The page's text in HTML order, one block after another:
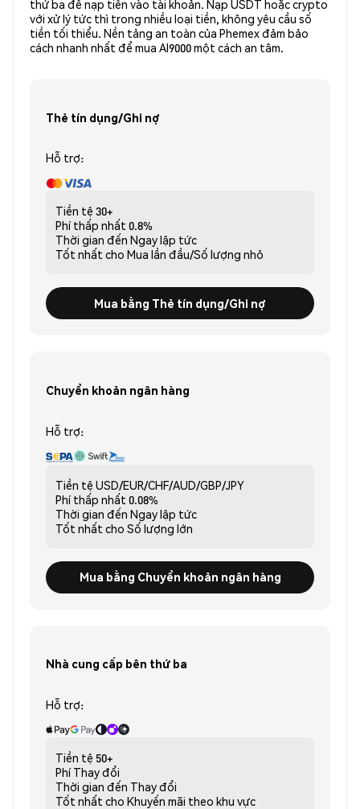
thứ ba để nạp tiền vào tài khoản. Nạp USDT hoặc crypto
với xử lý tức thì trong nhiều loại tiền, không yêu cầu số
tiền tối thiểu. Nền tảng an toàn của Phemex đảm bảo
cách nhanh nhất để mua AI9000 một cách an tâm.
Thẻ tín dụng/Ghi nợ
Hỗ trợ:
Tiền tệ 30+
Phí thấp nhất 0.8%
Thời gian đến Ngay lập tức
Tốt nhất cho Mua lần đầu/Số lượng nhỏ
Mua bằng Thẻ tín dụng/Ghi nợ
Chuyển khoản ngân hàng
Hỗ trợ:
Tiền tệ USD/EUR/CHF/AUD/GBP/JPY
Phí thấp nhất 0.08%
Thời gian đến Ngay lập tức
Tốt nhất cho Số lượng lớn
Mua bằng Chuyển khoản ngân hàng
Nhà cung cấp bên thứ ba
Hỗ trợ:
Tiền tệ 50+
Phí Thay đổi
Thời gian đến Thay đổi
Tốt nhất cho Khuyến mãi theo khu vực